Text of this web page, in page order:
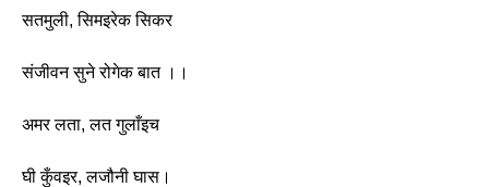
सतमुली, सिमइरेक सिकर
संजीवन सुने रोगेक बात ।।
अमर लता, लत गुलाँइच
घी कुँवइर, लजौनी घास।